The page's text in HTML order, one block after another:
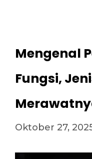
Mengenal
Fungsi,
Oktober 27,